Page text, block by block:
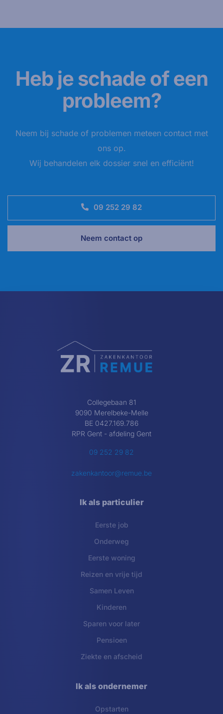
Heb je schade of een
probleem?
Neem bij schade of problemen meteen contact met
ons op.
Wij behandelen elk dossier snel en efficiënt!
09 252 29 82
Neem contact op
Collegebaan 81
9090 Merelbeke-Melle
BE 0427.169.786
RPR Gent - afdeling Gent
09 252 29 82
zakenkantoor@remue.be
Ik als particulier
Eerste job
Onderweg
Eerste woning
Reizen en vrije tijd
Samen Leven
Kinderen
Sparen voor later
Pensioen
Ziekte en afscheid
Ik als ondernemer
Opstarten